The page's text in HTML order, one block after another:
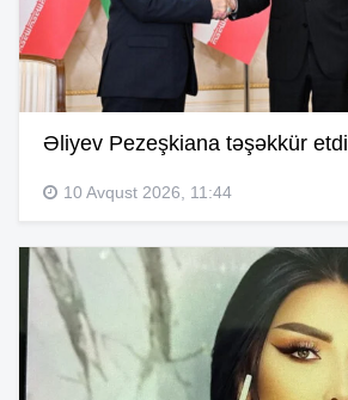
Əliyev Pezeşkiana təşəkkür etdi
10 Avqust 2026, 11:44